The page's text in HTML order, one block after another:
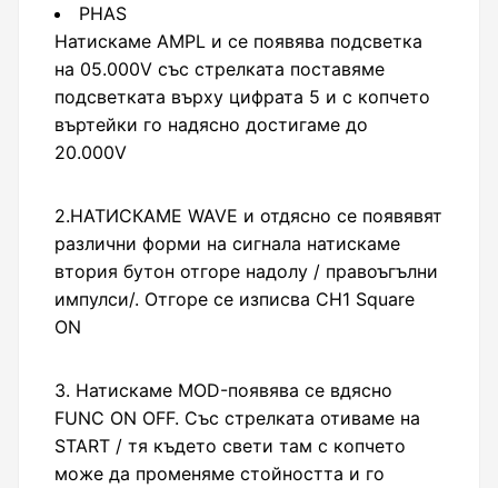
PHAS
Натискаме AMPL и се появява подсветка
на 05.000V със стрелката поставяме
подсветката върху цифрата 5 и с копчето
въртейки го надясно достигаме до
20.000V
2.НАТИСКАМЕ WAVE и отдясно се появявят
различни форми на сигнала натискаме
втория бутон отгоре надолу / правоъгълни
импулси/. Отгоре се изписва CH1 Square
ON
3. Натискаме MOD-появява се вдясно
FUNC ON OFF. Със стрелката отиваме на
START / тя където свети там с копчето
може да променяме стойността и го